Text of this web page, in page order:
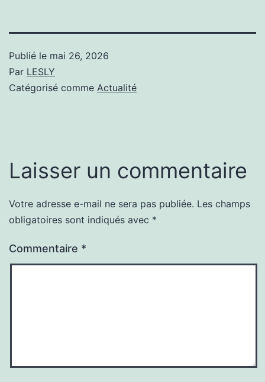
Publié le mai 26, 2026
Par LESLY
Catégorisé comme Actualité
Laisser un commentaire
Votre adresse e-mail ne sera pas publiée. Les champs
obligatoires sont indiqués avec *
Commentaire *
Alternative: